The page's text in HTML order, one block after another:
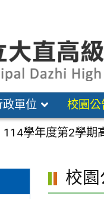
政單位 校園公
114學年度第2學期
校